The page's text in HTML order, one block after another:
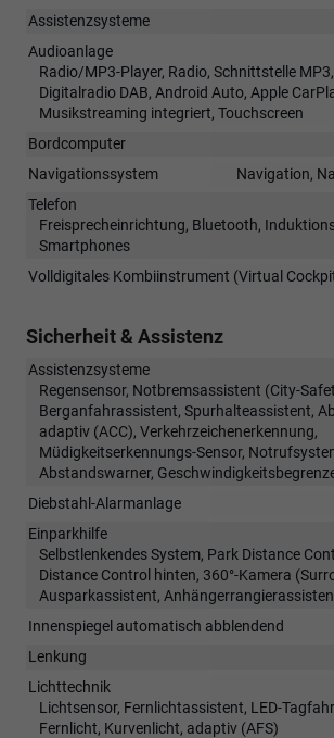
Assistenzsysteme
Audioanlage
Radio/MP3-Player, Radio, Schnittstelle
Digitalradio DAB, Android Auto, Apple
Musikstreaming integriert, Touchscreen
Bordcomputer
Navigationssystem
Navigation,
Telefon
Freisprecheinrichtung, Bluetooth,
Smartphones
Volldigitales Kombiinstrument (Virtual
Sicherheit & Assistenz
Assistenzsysteme
Regensensor, Notbremsassistent (City-
Berganfahrassistent, Spurhalteassistent,
adaptiv (ACC), Verkehrzeichenerkennung,
Müdigkeitserkennungs-Sensor,
Abstandswarner,
Diebstahl-Alarmanlage
Einparkhilfe
Selbstlenkendes System, Park Distance
Distance Control hinten, 360°-Kamera
Ausparkassistent,
Innenspiegel automatisch abblendend
Lenkung
Lichttechnik
Lichtsensor, Fernlichtassistent, LED-
Fernlicht, Kurvenlicht, adaptiv (AFS)